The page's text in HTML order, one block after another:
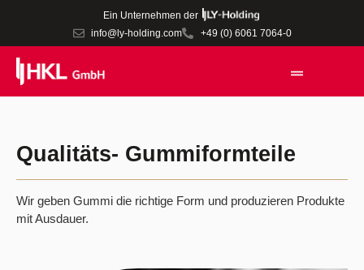
Ein Unternehmen der
info@ly-holding.com
+49 (0) 6061 7064-0
Qualitäts- Gummiformteile
Wir geben Gummi die richtige Form und produzieren Produkte
mit Ausdauer.